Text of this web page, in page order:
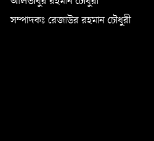
সম্পাদকঃ রেজাউর রহমান চৌধুরী